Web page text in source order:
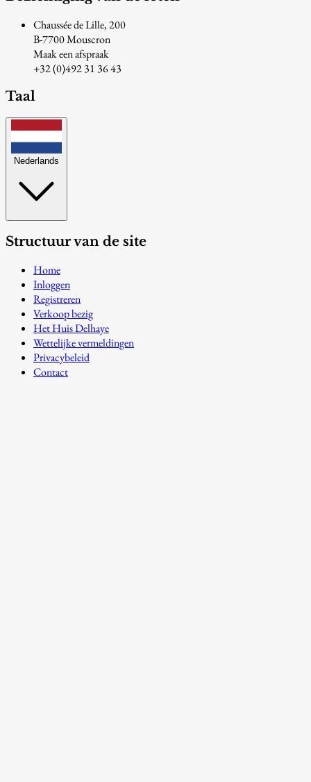
Chaussée de Lille, 200
B-7700 Mouscron
Maak een afspraak
+32 (0)492 31 36 43
Taal
Nederlands
Structuur van de site
Home
Inloggen
Registreren
Verkoop bezig
Het Huis Delhaye
Wettelijke vermeldingen
Privacybeleid
Contact